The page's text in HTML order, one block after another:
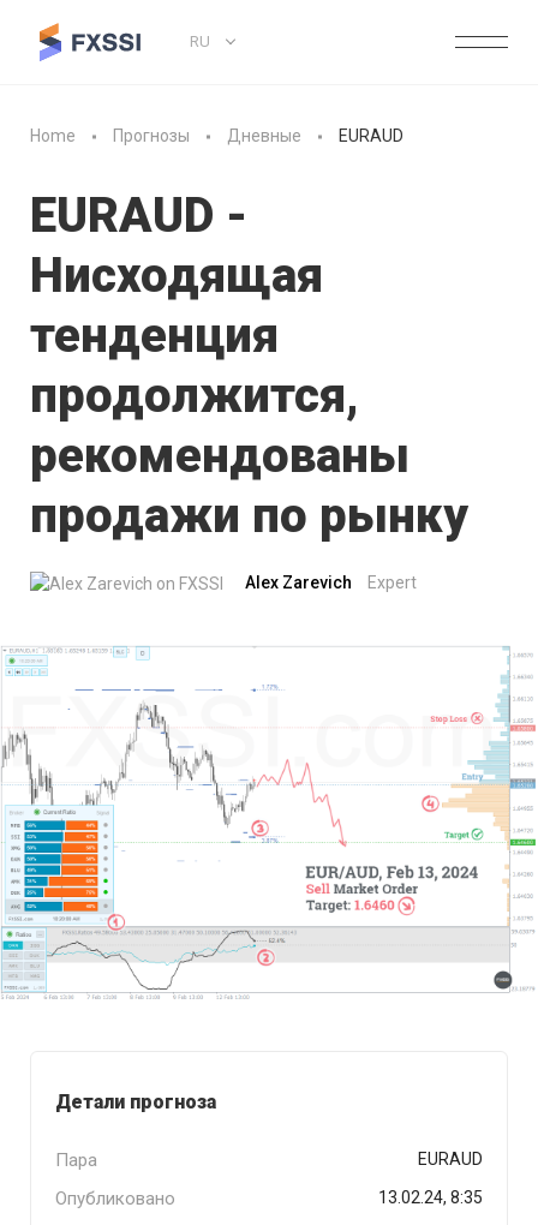
RU
Home Прогнозы Дневные EURAUD
EURAUD -
Нисходящая
тенденция
продолжится,
рекомендованы
продажи по рынку
Alex Zarevich Expert
Детали прогноза
Пара EURAUD
Опубликовано 13.02.24, 8:35